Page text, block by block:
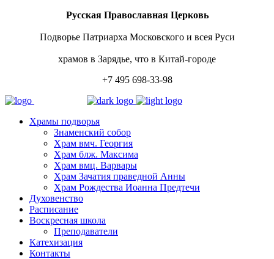
Русская Православная Церковь
Подворье Патриарха Московского и всея Руси
храмов в Зарядье, что в Китай-городе
+7 495 698-33-98
Храмы подворья
Знаменский собор
Храм вмч. Георгия
Храм блж. Максима
Храм вмц. Варвары
Храм Зачатия праведной Анны
Храм Рождества Иоанна Предтечи
Духовенство
Расписание
Воскресная школа
Преподаватели
Катехизация
Контакты